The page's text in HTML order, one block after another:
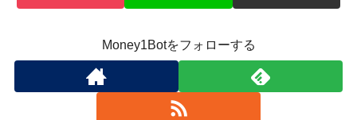
Money1Botをフォローする